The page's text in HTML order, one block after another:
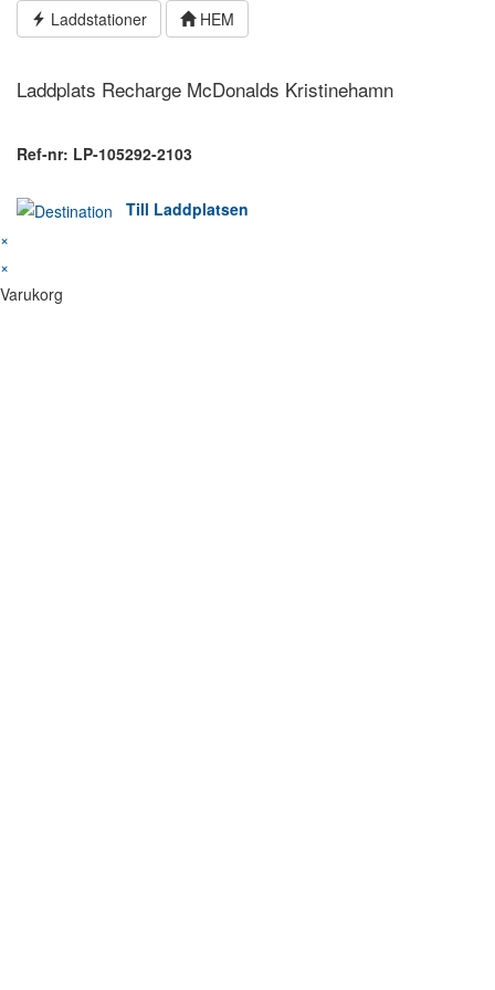
Hoppa Laddstationer HEM
Laddplats Recharge McDonalds Kristinehamn
Ref-nr: LP-105292-2103
Till Laddplatsen
×
×
Varukorg